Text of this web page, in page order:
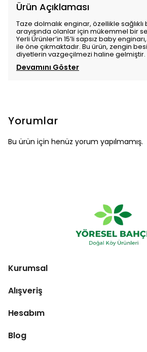
Ürün Açıklaması
Taze dolmalık enginar, özellikle
arayışında olanlar için mükemmel bir
Yerli Ürünler’in 15’li sapsız baby
ile öne çıkmaktadır. Bu ürün, zengin
diyetlerin vazgeçilmezi haline gelmiştir.
Devamını Göster
Yorumlar
Bu ürün için henüz yorum yapılmamış.
Kurumsal
Alışveriş
Hesabım
Blog